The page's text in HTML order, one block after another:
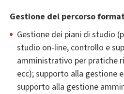
Gestione del percorso
Gestione dei piani di studio
studio on-line, controllo e
amministrativo per pratiche
ecc); supporto alla gestione
supporto alla gestione